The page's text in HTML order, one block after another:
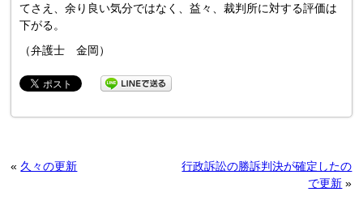
てさえ、余り良い気分ではなく、益々、裁判所に対する評価は
下がる。
（弁護士 金岡）
« 久々の更新
行政訴訟の勝訴判決が確定したの
で更新 »